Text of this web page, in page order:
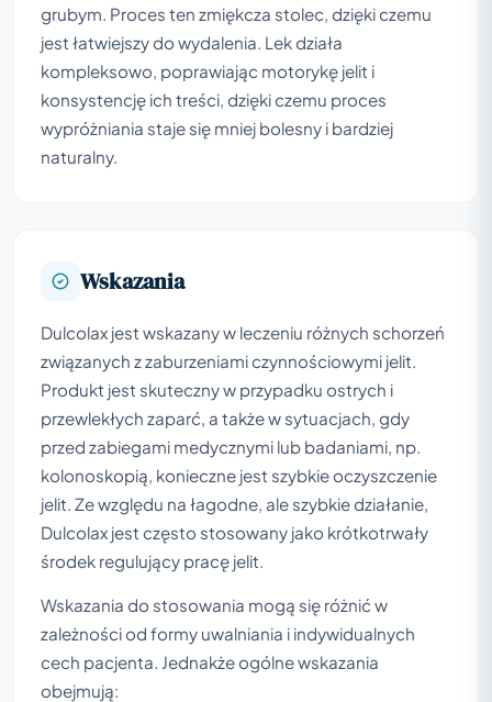
grubym. Proces ten zmiękcza stolec, dzięki czemu
jest łatwiejszy do wydalenia. Lek działa
kompleksowo, poprawiając motorykę jelit i
konsystencję ich treści, dzięki czemu proces
wypróżniania staje się mniej bolesny i bardziej
naturalny.
Wskazania
Dulcolax jest wskazany w leczeniu różnych schorzeń
związanych z zaburzeniami czynnościowymi jelit.
Produkt jest skuteczny w przypadku ostrych i
przewlekłych zaparć, a także w sytuacjach, gdy
przed zabiegami medycznymi lub badaniami, np.
kolonoskopią, konieczne jest szybkie oczyszczenie
jelit. Ze względu na łagodne, ale szybkie działanie,
Dulcolax jest często stosowany jako krótkotrwały
środek regulujący pracę jelit.
Wskazania do stosowania mogą się różnić w
zależności od formy uwalniania i indywidualnych
cech pacjenta. Jednakże ogólne wskazania
obejmują: